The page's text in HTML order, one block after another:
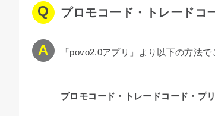
プロモコード・トレードコ
「povo2.0アプリ」より以下の方法で
プロモコード・トレードコード・プ